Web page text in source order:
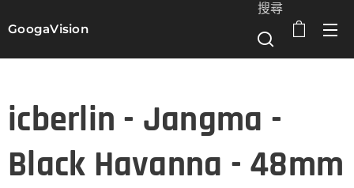
GoogaVision
搜尋
icberlin - Jangma -
Black Havanna - 48mm